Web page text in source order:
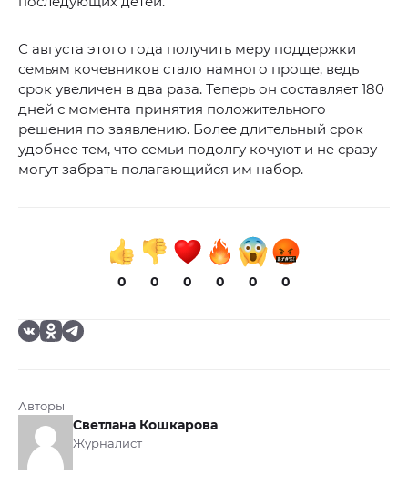
С августа этого года получить меру поддержки
семьям кочевников стало намного проще, ведь
срок увеличен в два раза. Теперь он составляет 180
дней с момента принятия положительного
решения по заявлению. Более длительный срок
удобнее тем, что семьи подолгу кочуют и не сразу
могут забрать полагающийся им набор.
0 0 0 0 0 0
Авторы
Светлана Кошкарова
Журналист